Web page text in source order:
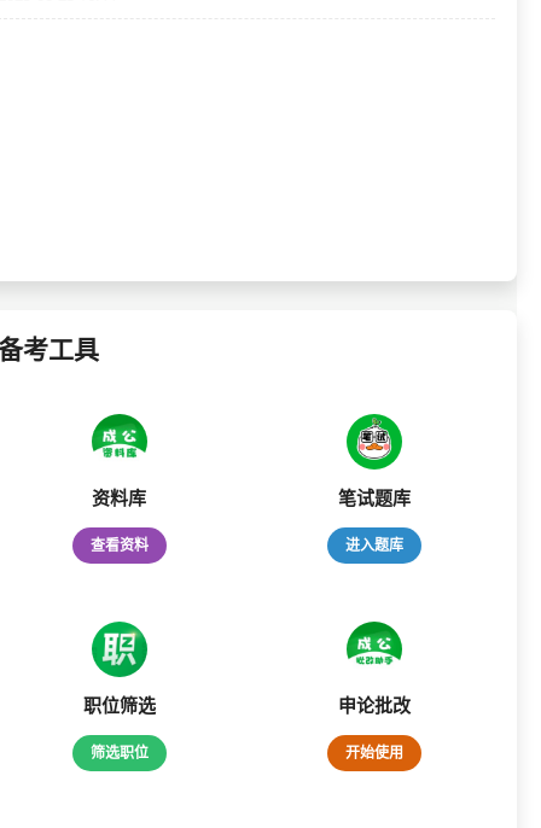
考工具
资料库
查看资料
笔试题库
进入题库
职位筛选
筛选职位
申论批改
开始使用